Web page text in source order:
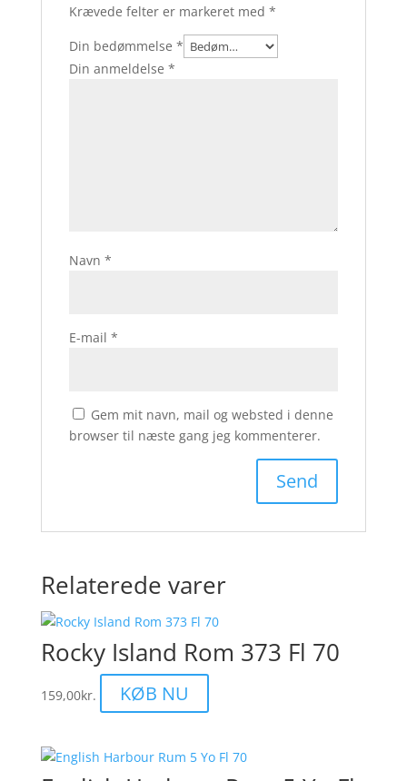
Krævede felter er markeret med *
Din bedømmelse *
Din anmeldelse *
Navn *
E-mail *
Gem mit navn, mail og websted i denne
browser til næste gang jeg kommenterer.
Relaterede varer
Rocky Island Rom 373 Fl 70
159,00kr. KØB NU